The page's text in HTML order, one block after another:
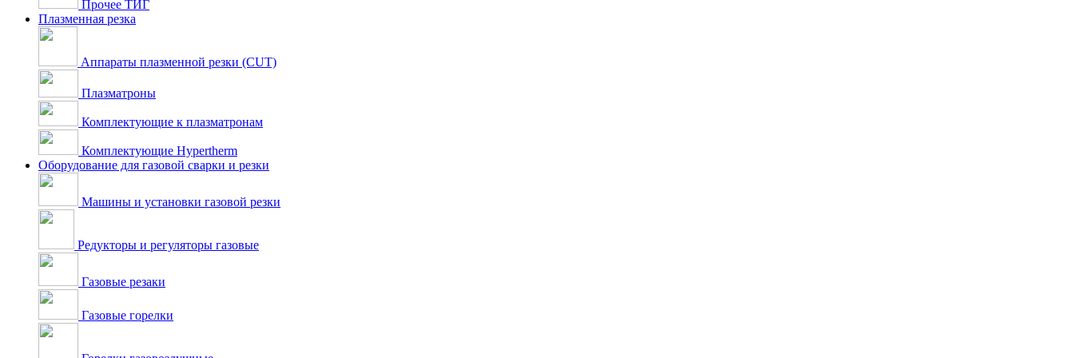
Прочее ТИГ
Плазменная резка
Аппараты плазменной резки (CUT)
Плазматроны
Комплектующие к плазматронам
Комплектующие Hypertherm
Оборудование для газовой сварки и резки
Машины и установки газовой резки
Редукторы и регуляторы газовые
Газовые резаки
Газовые горелки